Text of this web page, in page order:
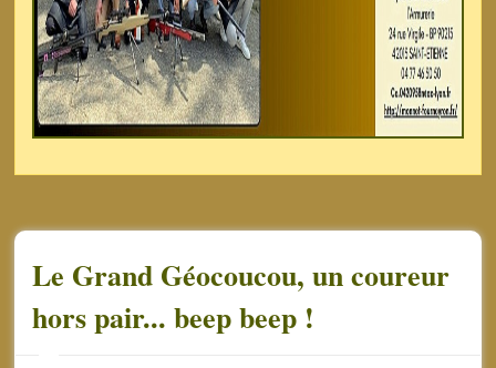
Le Grand Géocoucou, un coureur
hors pair... beep beep !